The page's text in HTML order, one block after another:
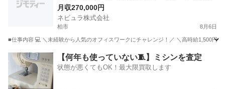
都内【Ow01】
月収270,000円
ネビュラ株式会社
柏市 8月6日
■仕事内容 💻 ＼未経験から人気のオフィスワークにチャレンジ！／ ＼高時給1,500円
千葉 柏市 事務 未経験
【何年も使っていない🧵】ミシンを査定
状態が悪くてもOK！最大限買取します